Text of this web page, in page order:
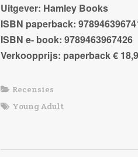
Uitgever: Hamley Books
ISBN paperback:
ISBN e- book: 9789463967426
Verkoopprijs: paperback €
Recensies
Young Adult